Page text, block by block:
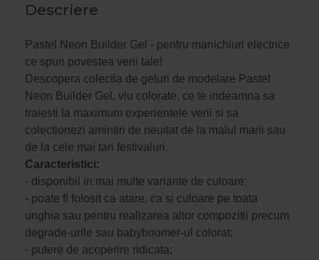
Descriere
Pastel Neon Builder Gel - pentru manichiuri electrice
ce spun povestea verii tale!
Descopera colectia de geluri de modelare Pastel
Neon Builder Gel, viu colorate, ce te indeamna sa
traiesti la maximum experientele verii si sa
colectionezi amintiri de neuitat de la malul marii sau
de la cele mai tari festivaluri.
Caracteristici:
- disponibil in mai multe variante de culoare;
- poate fi folosit ca atare, ca si culoare pe toata
unghia sau pentru realizarea altor compozitii precum
degrade-urile sau babyboomer-ul colorat;
- putere de acoperire ridicata;